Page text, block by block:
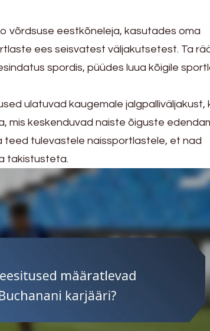
võrdsuse eestkõneleja, kasutades oma
ees seisvatest väljakutsetest. Ta
spordis, püüdes luua kõigile
ulatuvad kaugemale jalgpalliväljakust,
mis keskenduvad naiste õiguste
teed tulevastele naissportlastele, et nad
takistusteta.